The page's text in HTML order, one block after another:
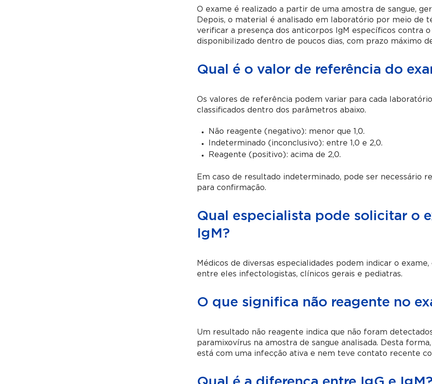
O exame é realizado a partir de uma amostra de sangue,
Depois, o material é analisado em laboratório por meio de
verificar a presença dos anticorpos IgM específicos contra
disponibilizado dentro de poucos dias, com prazo máximo
Qual é o valor de referência do
Os valores de referência podem variar para cada
classificados dentro dos parâmetros abaixo.
Não reagente (negativo): menor que 1,0.
Indeterminado (inconclusivo): entre 1,0 e 2,0.
Reagente (positivo): acima de 2,0.
Em caso de resultado indeterminado, pode ser necessário
para confirmação.
Qual especialista pode solicitar o
IgM?
Médicos de diversas especialidades podem indicar o
entre eles infectologistas, clínicos gerais e pediatras.
O que significa não reagente no
Um resultado não reagente indica que não foram
paramixovírus na amostra de sangue analisada. Desta
está com uma infecção ativa e nem teve contato recente